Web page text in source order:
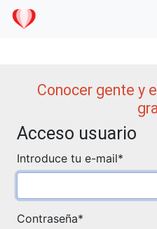
Conocer gente y
Acceso usuario
Introduce tu e-mail*
Contraseña*